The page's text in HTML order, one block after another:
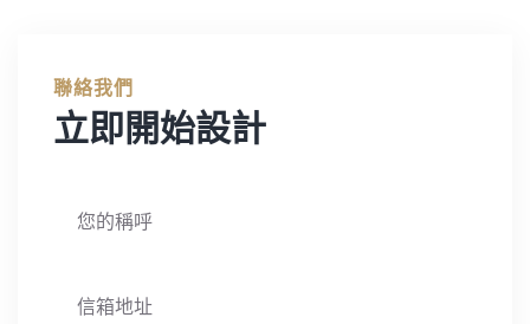
聯絡我們
立即開始設計